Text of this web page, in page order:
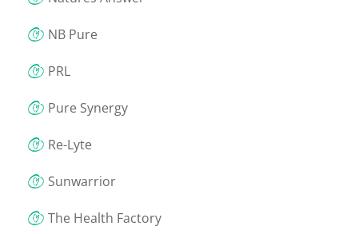
NB Pure
PRL
Pure Synergy
Re-Lyte
Sunwarrior
The Health Factory